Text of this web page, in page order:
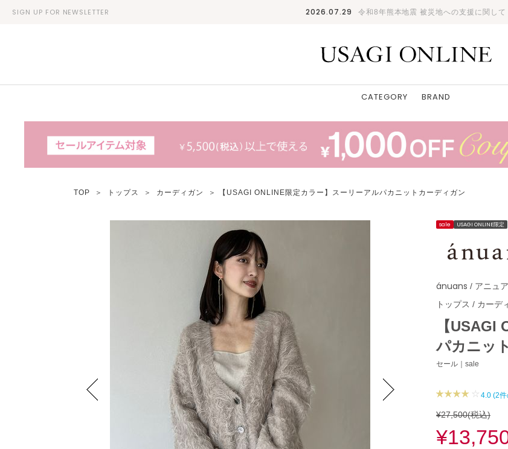
SIGN UP FOR NEWSLETTER 2026.07.29 令和8年熊本地震 被災地への支援に関して
CATEGORY BRAND
TOP ＞ トップス ＞ カーディガン ＞ 【USAGI ONLINE限定カラー】スーリーアルパカニットカーディガン
sale USAGI ONLINE限定
ánuans / アニュ
トップス / カーデ
【USAGI
パカニッ
セール｜sale
4.0 (2
¥27,500(税込)